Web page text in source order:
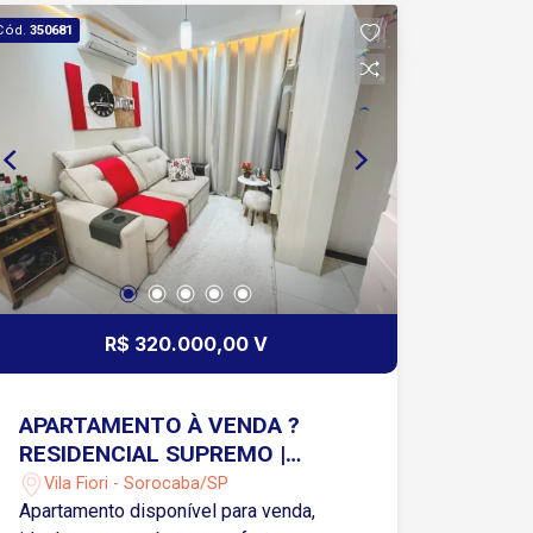
contínuo. Vigilância: Rondas e
segurança interna especializada para
garantir a tranquilidade dos moradores.
Perfil dos Imóveis Casas de alto
padrão: Mansões e residências
modernas com projetos arquitetônicos
exclusivos.
350681
R$ 320.000,00 V
APARTAMENTO À VENDA ?
RESIDENCIAL SUPREMO |
SOROCABA/SP | VILA FIORE
Vila Fiori - Sorocaba/SP
Apartamento disponível para venda,